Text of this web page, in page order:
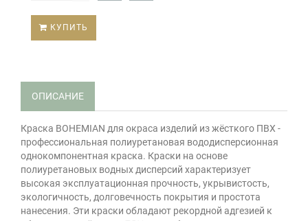
КУПИТЬ
ОПИСАНИЕ
Краска BOHEMIAN для окраса изделий из жёсткого ПВХ -
профессиональная полиуретановая вододисперсионная
однокомпонентная краска. Краски на основе
полиуретановых водных дисперсий характеризует
высокая эксплуатационная прочность, укрывистость,
экологичность, долговечность покрытия и простота
нанесения. Эти краски обладают рекордной адгезией к